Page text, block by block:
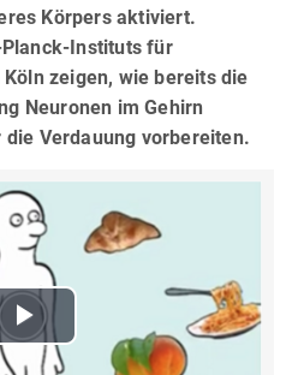
Körpers aktiviert.
Instituts für
zeigen, wie bereits die
Neuronen im Gehirn
Verdauung vorbereiten.
Play